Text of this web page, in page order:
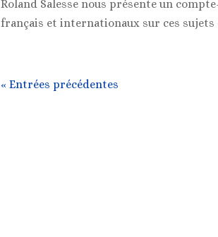
Roland Salesse nous présente un
français et internationaux sur ces sujets
« Entrées précédentes